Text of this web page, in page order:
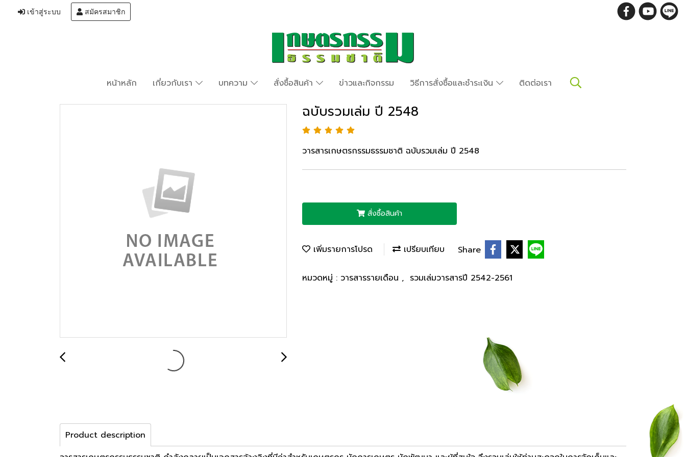
เข้าสู่ระบบ สมัครสมาชิก
หน้าหลัก เกี่ยวกับเรา บทความ สั่งซื้อสินค้า ข่าวและกิจกรรม วิธีการสั่งซื้อและชำระเงิน ติดต่อเรา
ฉบับรวมเล่ม ปี 2548
วารสารเกษตรกรรมธรรมชาติ ฉบับรวมเล่ม ปี 2548
สั่งซื้อสินค้า
เพิ่มรายการโปรด เปรียบเทียบ Share
หมวดหมู่ : วารสารรายเดือน , รวมเล่มวารสารปี 2542-2561
Product description